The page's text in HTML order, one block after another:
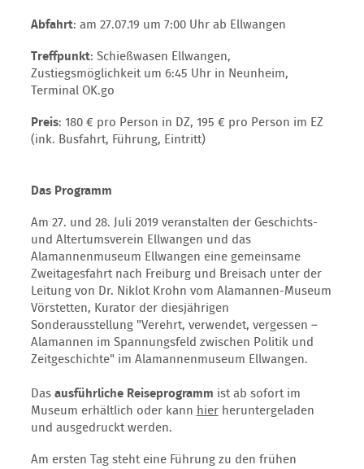
Abfahrt: am 27.07.19 um 7:00 Uhr ab Ellwangen
Treffpunkt: Schießwasen Ellwangen,
Zustiegsmöglichkeit um 6:45 Uhr in Neunheim,
Terminal OK.go
Preis: 180 € pro Person in DZ, 195 € pro Person im EZ
(ink. Busfahrt, Führung, Eintritt)
Das Programm
Am 27. und 28. Juli 2019 veranstalten der Geschichts-
und Altertumsverein Ellwangen und das
Alamannenmuseum Ellwangen eine gemeinsame
Zweitagesfahrt nach Freiburg und Breisach unter der
Leitung von Dr. Niklot Krohn vom Alamannen-Museum
Vörstetten, Kurator der diesjährigen
Sonderausstellung "Verehrt, verwendet, vergessen –
Alamannen im Spannungsfeld zwischen Politik und
Zeitgeschichte" im Alamannenmuseum Ellwangen.
Das ausführliche Reiseprogramm ist ab sofort im
Museum erhältlich oder kann hierheruntergeladen
und ausgedruckt werden.
Am ersten Tag steht eine Führung zu den frühen